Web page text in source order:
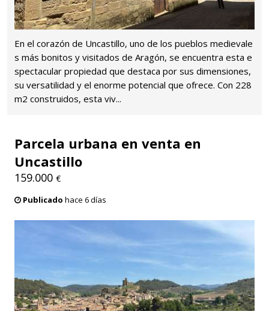
En el corazón de Uncastillo, uno de los pueblos medievale
s más bonitos y visitados de Aragón, se encuentra esta e
spectacular propiedad que destaca por sus dimensiones,
su versatilidad y el enorme potencial que ofrece. Con 228
m2 construidos, esta viv...
Parcela urbana en venta en
Uncastillo
159.000 €
Publicado hace 6 días